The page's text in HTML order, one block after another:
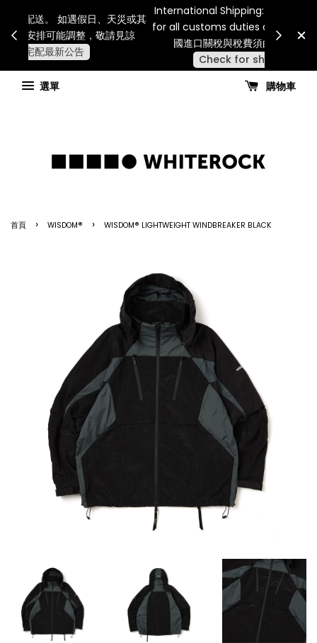
連假期間宅配服務將暫停配送。 如遇假日、天災或其
他不可抗力因素，出貨安排可能調整，敬請見諒
查看國內宅配最新公告
for all
國
選單
購物車
首頁 › WISDOM® › WISDOM® LIGHTWEIGHT WINDBREAKER BLACK